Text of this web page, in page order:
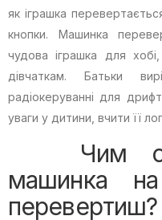
як іграшка
кнопки. Машинка
чудова іграшка для
дівчаткам. Батьки
радіокеруванні для
уваги у дитини, вчити її
Чим
машинка на
перевертиш?